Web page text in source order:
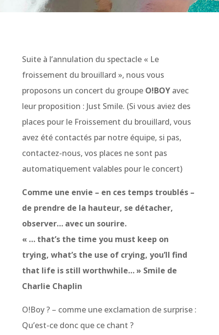
Suite à l’annulation du spectacle « Le
froissement du brouillard », nous vous
proposons un concert du groupe O!BOYavec
leur proposition : Just Smile. (Si vous aviez des
places pour le Froissement du brouillard, vous
avez été contactés par notre équipe, si pas,
contactez-nous, vos places ne sont pas
automatiquement valables pour le concert)
Comme une envie – en ces temps troublés –
de prendre de la hauteur, se détacher,
observer… avec un sourire.
« … that’s the time you must keep on
trying, what’s the use of crying, you’ll find
that life is still worthwhile… » Smile de
Charlie Chaplin
O!Boy ? – comme une exclamation de surprise :
Qu’est-ce donc que ce chant ?